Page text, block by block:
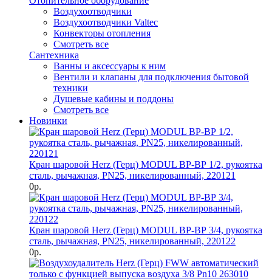
Воздухоотводчики
Воздухоотводчики Valtec
Конвекторы отопления
Смотреть все
Сантехника
Ванны и аксессуары к ним
Вентили и клапаны для подключения бытовой
техники
Душевые кабины и поддоны
Смотреть все
Новинки
Кран шаровой Herz (Герц) MODUL ВР-ВР 1/2, рукоятка
сталь, рычажная, PN25, никелированный, 220121
0р.
Кран шаровой Herz (Герц) MODUL ВР-ВР 3/4, рукоятка
сталь, рычажная, PN25, никелированный, 220122
0р.